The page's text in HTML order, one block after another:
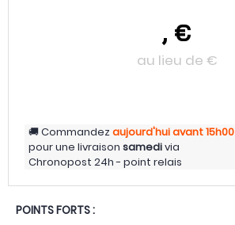
, €
au lieu de €
Commandezaujourd'huiavant 15h00
pour une livraison samedivia
Chronopost 24h - point relais
POINTS FORTS :